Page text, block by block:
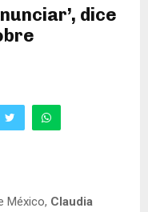
dice
México, Claudia